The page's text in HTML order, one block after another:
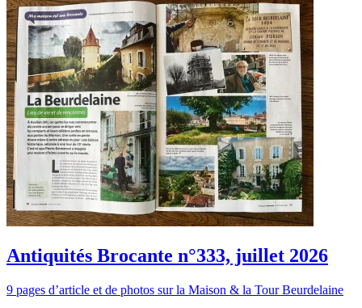
Antiquités Brocante n°333, juillet 2026
9 pages d’article et de photos sur la Maison & la Tour Beurdelaine